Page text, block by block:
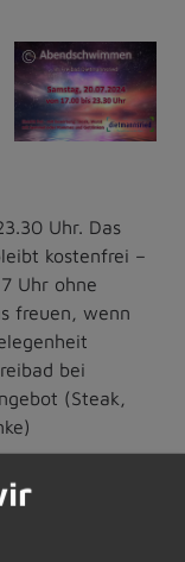
©
Markt
Dietmannsried
Uhr. Das
kostenfrei –
Uhr ohne
freuen, wenn
bei
(Steak,
Unser
sorgen, dass